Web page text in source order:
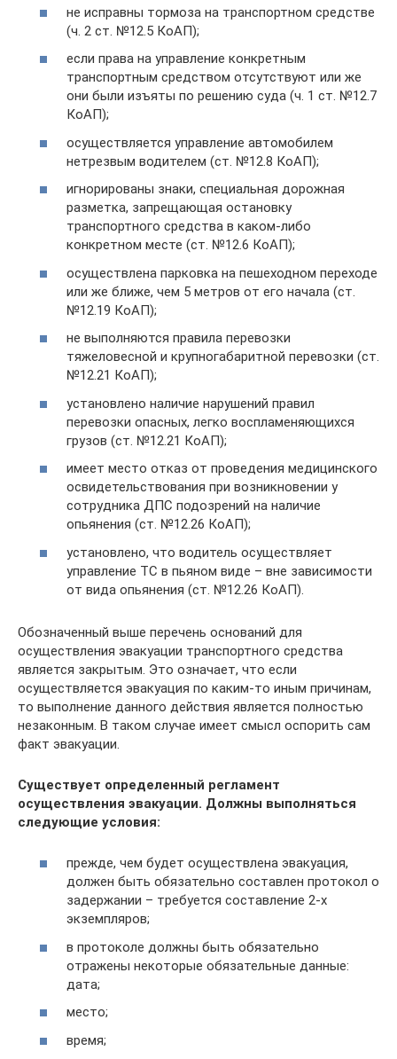
не исправны тормоза на транспортном средстве
(ч. 2 ст. №12.5 КоАП);
если права на управление конкретным
транспортным средством отсутствуют или же
они были изъяты по решению суда (ч. 1 ст. №12.7
КоАП);
осуществляется управление автомобилем
нетрезвым водителем (ст. №12.8 КоАП);
игнорированы знаки, специальная дорожная
разметка, запрещающая остановку
транспортного средства в каком-либо
конкретном месте (ст. №12.6 КоАП);
осуществлена парковка на пешеходном переходе
или же ближе, чем 5 метров от его начала (ст.
№12.19 КоАП);
не выполняются правила перевозки
тяжеловесной и крупногабаритной перевозки (ст.
№12.21 КоАП);
установлено наличие нарушений правил
перевозки опасных, легко воспламеняющихся
грузов (ст. №12.21 КоАП);
имеет место отказ от проведения медицинского
освидетельствования при возникновении у
сотрудника ДПС подозрений на наличие
опьянения (ст. №12.26 КоАП);
установлено, что водитель осуществляет
управление ТС в пьяном виде – вне зависимости
от вида опьянения (ст. №12.26 КоАП).
Обозначенный выше перечень оснований для
осуществления эвакуации транспортного средства
является закрытым. Это означает, что если
осуществляется эвакуация по каким-то иным причинам,
то выполнение данного действия является полностью
незаконным. В таком случае имеет смысл оспорить сам
факт эвакуации.
Существует определенный регламент
осуществления эвакуации. Должны выполняться
следующие условия:
прежде, чем будет осуществлена эвакуация,
должен быть обязательно составлен протокол о
задержании – требуется составление 2-х
экземпляров;
в протоколе должны быть обязательно
отражены некоторые обязательные данные:
дата;
место;
время;